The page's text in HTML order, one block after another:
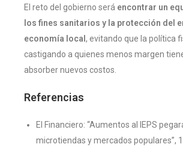
El reto del gobierno será encontrar un
los fines sanitarios y la protección del
economía local, evitando que la política
castigando a quienes menos margen
absorber nuevos costos.
Referencias
El Financiero: “Aumentos al IEPS
microtiendas y mercados populares”,